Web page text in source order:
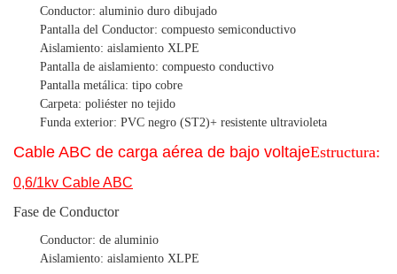
Conductor: aluminio duro dibujado
Pantalla del Conductor: compuesto semiconductivo
Aislamiento: aislamiento XLPE
Pantalla de aislamiento: compuesto conductivo
Pantalla metálica: tipo cobre
Carpeta: poliéster no tejido
Funda exterior: PVC negro (ST2)+ resistente ultravioleta
Cable ABC de carga aérea de bajo voltajeEstructura:
0,6/1kv Cable ABC
Fase de Conductor
Conductor: de aluminio
Aislamiento: aislamiento XLPE